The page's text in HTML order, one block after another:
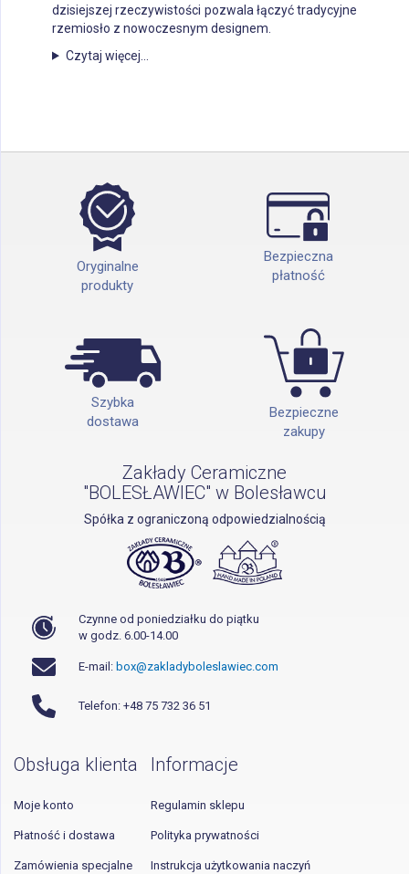
dzisiejszej rzeczywistości pozwala łączyć tradycyjne
rzemiosło z nowoczesnym designem.
Czytaj więcej...
Oryginalne
produkty
Bezpieczna
płatność
Szybka
dostawa
Bezpieczne
zakupy
Zakłady Ceramiczne
"BOLESŁAWIEC" w Bolesławcu
Spółka z ograniczoną odpowiedzialnością
Czynne od poniedziałku do piątku
w godz. 6.00-14.00
E-mail: box@zakladyboleslawiec.com
Telefon: +48 75 732 36 51
Obsługa klienta
Moje konto
Płatność i dostawa
Zamówienia specjalne
Informacje
Regulamin sklepu
Polityka prywatności
Instrukcja użytkowania naczyń